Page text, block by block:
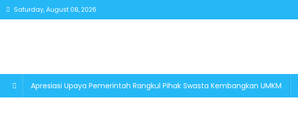
Skip
to
Saturday, August 08, 2026
Apresiasi Upaya Pemerintah Rangkul Pihak Swasta Kembangkan UMKM